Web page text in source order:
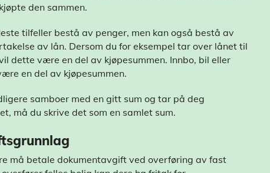
den sammen.
tilfeller bestå av penger, men kan også bestå av
av lån. Dersom du for eksempel tar over lånet til
dette være en del av kjøpesummen. Innbo, bil eller
en del av kjøpesummen.
samboer med en gitt sum og tar på deg
må du skrive det som en samlet sum.
må betale dokumentavgift ved overføring av fast